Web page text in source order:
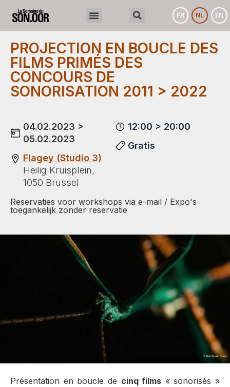
FR NL EN
PROJECTION EN BOUCLE DES
FILMS PRIMÉS DES
CONCOURS DE
SONORISATION 2011 > 2022
04.02.2023 >
05.02.2023
Flagey (Studio 3)
Heilig Kruisplein,
1050 Brussel
12:00 > 20:00
Gratis
Reservaties voor workshops via e-mail / Expo's
toegankelijk zonder reservatie
Présentation en boucle de cinq films « sonorisés »